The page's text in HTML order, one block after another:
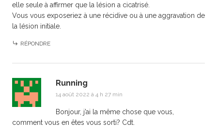
elle seule à affirmer que la lésion a cicatrisé.
Vous vous exposeriez à une récidive ou à une aggravation de
la lésion initiale.
RÉPONDRE
Running
14 août 2022 à 4 h 27 min
Bonjour, j’ai la même chose que vous,
comment vous en êtes vous sorti? Cdt.